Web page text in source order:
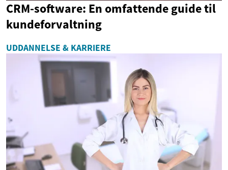
CRM-software: En omfattende guide til
kundeforvaltning
UDDANNELSE & KARRIERE